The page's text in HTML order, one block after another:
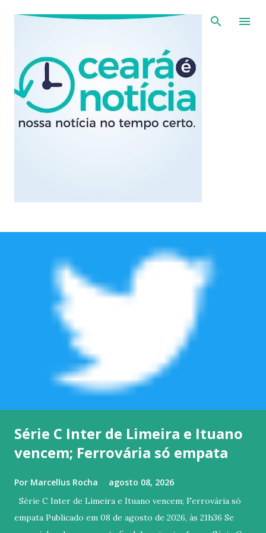
Pular para o conteúdo principal
Série C Inter de Limeira e Ituano
vencem; Ferrovária só empata
Por Marcellus Rocha agosto 08, 2026
Série C Inter de Limeira e Ituano vencem; Ferrovária só
empata Publicado em 08 de agosto de 2026, às 21h36 Se